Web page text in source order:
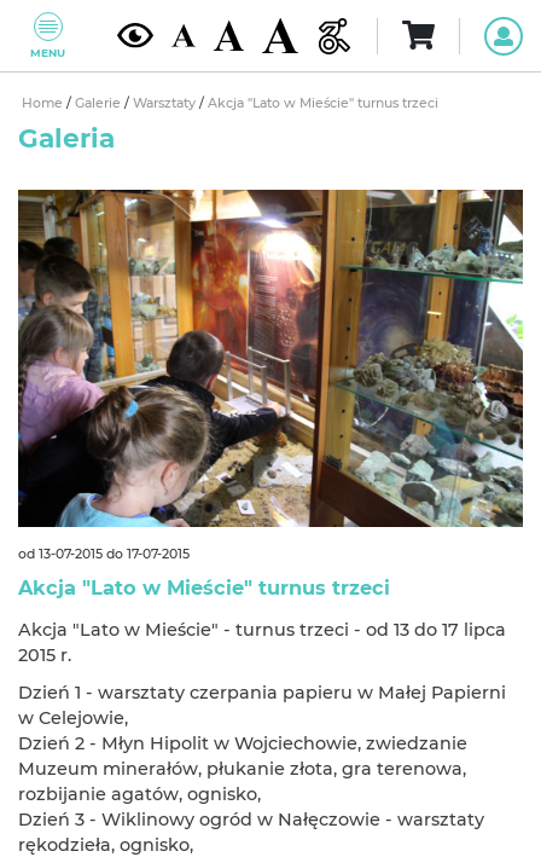
MENU
Home / Galerie / Warsztaty / Akcja "Lato w Mieście" turnus trzeci
Galeria
od 13-07-2015 do 17-07-2015
Akcja "Lato w Mieście" turnus trzeci
Akcja "Lato w Mieście" - turnus trzeci - od 13 do 17 lipca
2015 r.
Dzień 1 - warsztaty czerpania papieru w Małej Papierni
w Celejowie,
Dzień 2 - Młyn Hipolit w Wojciechowie, zwiedzanie
Muzeum minerałów, płukanie złota, gra terenowa,
rozbijanie agatów, ognisko,
Dzień 3 - Wiklinowy ogród w Nałęczowie - warsztaty
rękodzieła, ognisko,